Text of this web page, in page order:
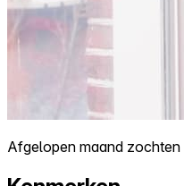
Afgelopen maand zochten